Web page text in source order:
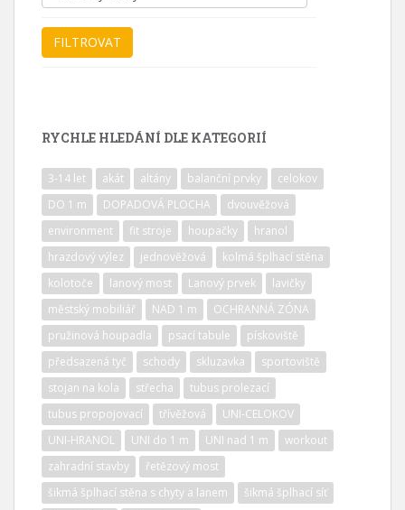
RYCHLE HLEDÁNÍ DLE KATEGORIÍ
3-14 let akát altány balanční prvky
celokov
DO 1 m
DOPADOVÁ PLOCHA
dvouvěžová
environment
fit stroje houpačky
hranol
hrazdový výlez
jednověžová
kolmá šplhací stěna
kolotoče
lanový most Lanový prvek
lavičky
městský mobiliář
NAD 1 m
OCHRANNÁ ZÓNA
pružinová houpadla
psací tabule
pískoviště
předsazená tyč
schody skluzavka
sportoviště
stojan na kola
střecha
tubus prolezací
tubus propojovací
třívěžová
UNI-CELOKOV
UNI-HRANOL
UNI do 1 m UNI nad 1 m
workout
zahradní stavby
řetězový most
šikmá šplhací stěna s chyty a lanem
šikmá šplhací síť